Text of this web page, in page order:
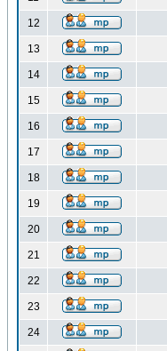
12
13
14
15
16
17
18
19
20
21
22
23
24